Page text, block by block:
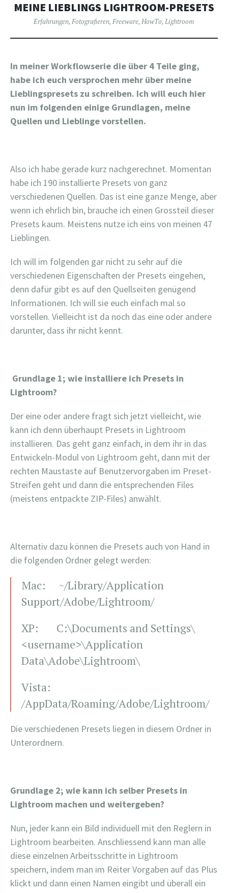
MEINE LIEBLINGS LIGHTROOM-PRESETS
Erfahrungen, Fotografieren, Freeware, HowTo, Lightroom
In meiner Workflowserie die über 4 Teile ging,
habe ich euch versprochen mehr über meine
Lieblingspresets zu schreiben. Ich will euch hier
nun im folgenden einige Grundlagen, meine
Quellen und Lieblinge vorstellen.
Also ich habe gerade kurz nachgerechnet. Momentan
habe ich 190 installierte Presets von ganz
verschiedenen Quellen. Das ist eine ganze Menge, aber
wenn ich ehrlich bin, brauche ich einen Grossteil dieser
Presets kaum. Meistens nutze ich eins von meinen 47
Lieblingen.
Ich will im folgenden gar nicht zu sehr auf die
verschiedenen Eigenschaften der Presets eingehen,
denn dafür gibt es auf den Quellseiten genügend
Informationen. Ich will sie euch einfach mal so
vorstellen. Vielleicht ist da noch das eine oder andere
darunter, dass ihr nicht kennt.
Grundlage 1; wie installiere ich Presets in
Lightroom?
Der eine oder andere fragt sich jetzt vielleicht, wie
kann ich denn überhaupt Presets in Lightroom
installieren. Das geht ganz einfach, in dem ihr in das
Entwickeln-Modul von Lightroom geht, dann mit der
rechten Maustaste auf Benutzervorgaben im Preset-
Streifen geht und dann die entsprechenden Files
(meistens entpackte ZIP-Files) anwählt.
Alternativ dazu können die Presets auch von Hand in
die folgenden Ordner gelegt werden:
Mac: ~/Library/Application
Support/Adobe/Lightroom/
XP: C:\Documents and Settings\
<username>\Application
Data\Adobe\Lightroom\
Vista:
/AppData/Roaming/Adobe/Lightroom/
Die verschiedenen Presets liegen in diesem Ordner in
Unterordnern.
Grundlage 2; wie kann ich selber Presets in
Lightroom machen und weitergeben?
Nun, jeder kann ein Bild individuell mit den Reglern in
Lightroom bearbeiten. Anschliessend kann man alle
diese einzelnen Arbeitsschritte in Lightroom
speichern, indem man im Reiter Vorgaben auf das Plus
klickt und dann einen Namen eingibt und überall ein